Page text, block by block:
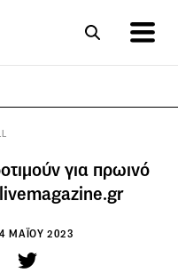
για πρωινό
ΜΑΪΟΥ 2023